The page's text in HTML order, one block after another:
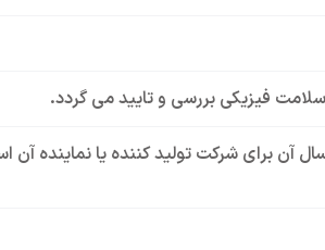
سلامت فیزیکی بررسی و تایید می گردد.
آن برای شرکت تولید کننده یا نماینده